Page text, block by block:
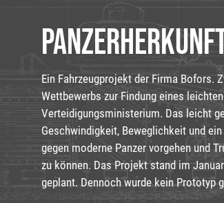
Ein Fahrzeugprojekt der Firma Bofors.
Wettbewerbs zur Findung eines
Verteidigungsministerium. Das leicht
Geschwindigkeit, Beweglichkeit und
gegen moderne Panzer vorgehen und
zu können. Das Projekt stand im
geplant. Dennoch wurde kein Prototyp